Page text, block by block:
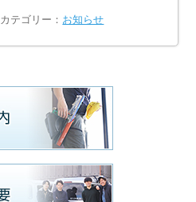
テゴリー： お知らせ